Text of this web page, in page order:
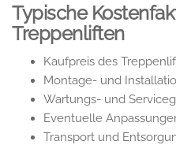
Typische
Treppenliften
Kaufpreis des
Montage- und
Wartungs- und
Eventuelle
Transport und